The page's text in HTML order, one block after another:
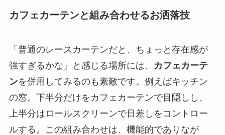
カフェカーテンと組み合わせるお洒落技
「普通のレースカーテンだと、ちょっと存在感が
強すぎるかな」と感じる場所には、
カフェカーテ
ンを併用してみるのも素敵です。例えばキッチン
の窓。下半分だけをカフェカーテンで目隠しし、
上半分はロールスクリーンで日差しをコントロー
ルする。この組み合わせは、機能的でありなが